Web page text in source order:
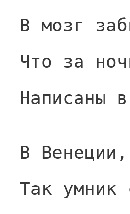
В мозг
Что за
Написаны
В
Так умник